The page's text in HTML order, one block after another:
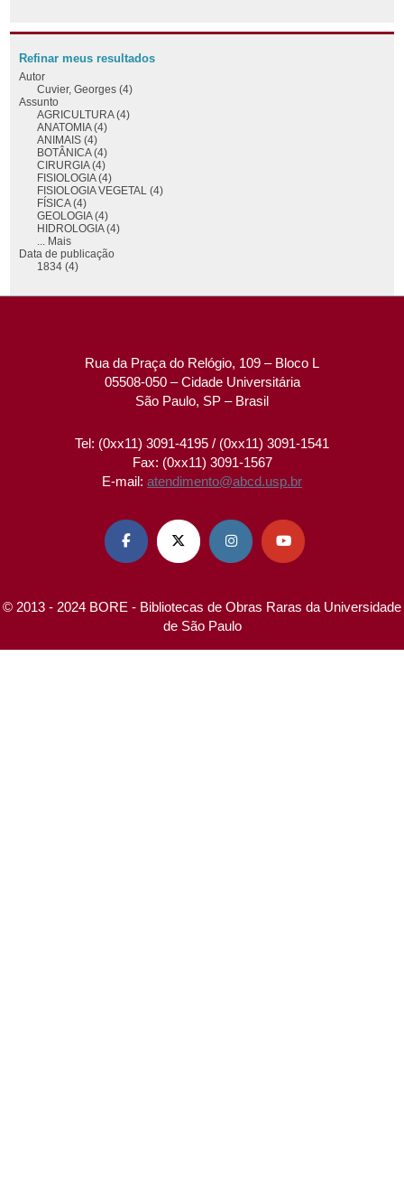
Refinar meus resultados
Autor
Cuvier, Georges (4)
Assunto
AGRICULTURA (4)
ANATOMIA (4)
ANIMAIS (4)
BOTÂNICA (4)
CIRURGIA (4)
FISIOLOGIA (4)
FISIOLOGIA VEGETAL (4)
FÍSICA (4)
GEOLOGIA (4)
HIDROLOGIA (4)
... Mais
Data de publicação
1834 (4)
Rua da Praça do Relógio, 109 – Bloco L
05508-050 – Cidade Universitária
São Paulo, SP – Brasil
Tel: (0xx11) 3091-4195 / (0xx11) 3091-1541
Fax: (0xx11) 3091-1567
E-mail: atendimento@abcd.usp.br
   
© 2013 - 2024 BORE - Bibliotecas de Obras Raras da Universidade
de São Paulo